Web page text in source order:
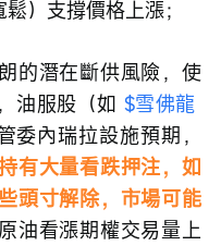
）支撐價格上漲；
的潛在斷供風險，使
油服股（如 $雪佛龍
委內瑞拉設施預期，
有大量看跌押注，如
頭寸解除，市場可能
油看漲期權交易量上